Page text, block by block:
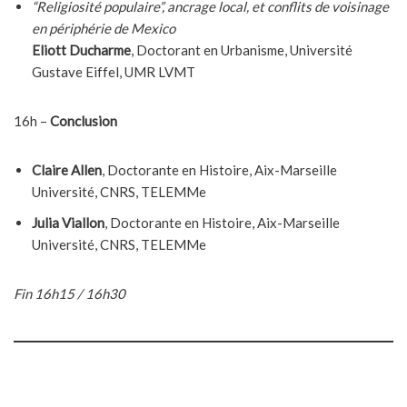
“Religiosité populaire”, ancrage local, et conflits de voisinage
en périphérie de Mexico
Eliott Ducharme, Doctorant en Urbanisme, Université
Gustave Eiffel, UMR LVMT
16h – Conclusion
Claire Allen, Doctorante en Histoire, Aix-Marseille
Université, CNRS, TELEMMe
Julia Viallon, Doctorante en Histoire, Aix-Marseille
Université, CNRS, TELEMMe
Fin 16h15 / 16h30